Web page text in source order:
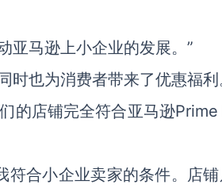
马逊上小企业的发展。 ”
也为消费者带来了优惠福利
的店铺完全符合亚马逊Prime
符合小企业卖家的条件。店